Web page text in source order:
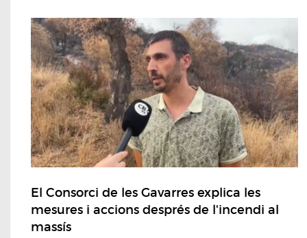
El Consorci de les Gavarres explica les
mesures i accions després de l'incendi al
massís